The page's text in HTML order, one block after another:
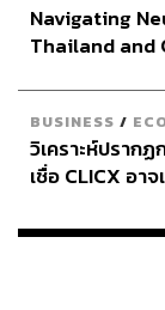
Navigating
Thailand and
BUSINESS /
วิเคราะห์ปราก
เชื่อ CLICX อา
เรือนไทยที่ถูกซุก